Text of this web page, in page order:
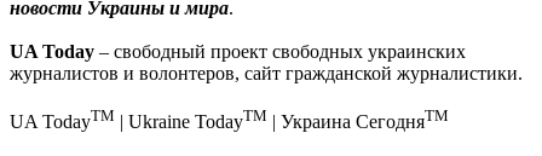
новости Украины и мира.
UA Today – свободный проект свободных украинских
журналистов и волонтеров, сайт гражданской журналистики.
UA TodayTM | Ukraine TodayTM | Украина СегодняTM